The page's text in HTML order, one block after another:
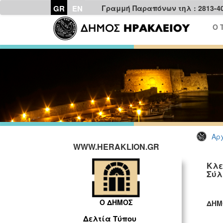
GR EN
Γραμμή Παραπόνων τηλ : 2813-
Ο
WWW.HERAKLION.GR
Ο ΔΗΜΟΣ
Δελτία Τύπου